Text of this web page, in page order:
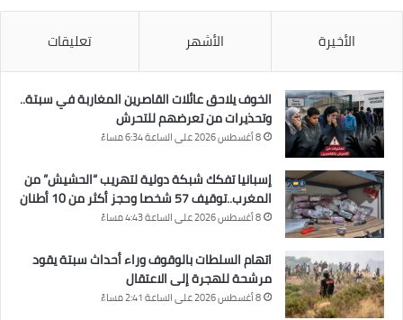
الأخيرة الأشهر تعليقات
الخوف يلاحق عائلات القاصرين المغاربة في سبتة..
وتحذيرات من تعرضهم للتحرش
8 أغسطس 2026 على الساعة 6:34 مساءً
إسبانيا تفكك شبكة دولية لتهريب “الحشيش” من
المغرب..توقيف 57 شخصا وحجز أكثر من 10 أطنان
8 أغسطس 2026 على الساعة 4:43 مساءً
اتهام السلطات بالوقوف وراء أحداث سبتة يقود
مرشحة للهجرة إلى الاعتقال
8 أغسطس 2026 على الساعة 2:41 مساءً